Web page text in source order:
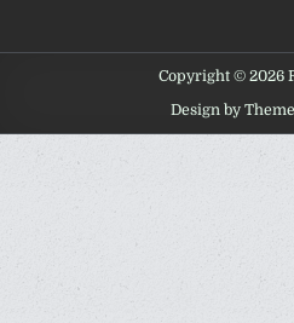
Copyright © 2026
Design by